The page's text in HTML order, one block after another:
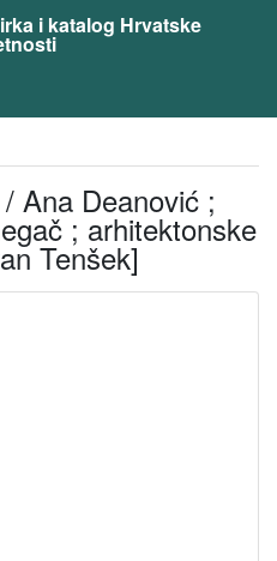
i katalog Hrvatske
Ana Deanović ;
; arhitektonske
Tenšek]